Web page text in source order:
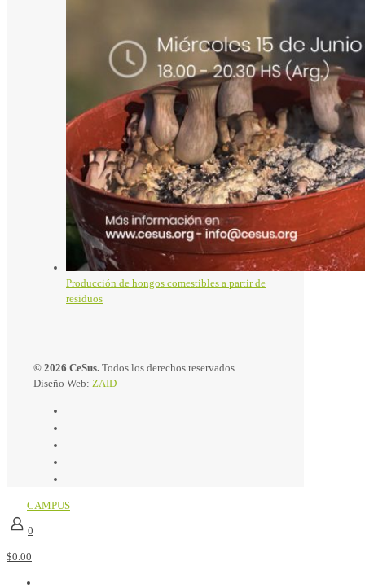
Producción de hongos comestibles a partir de
residuos
© 2026 CeSus. Todos los derechos reservados.
Diseño Web: ZAID
CAMPUS
0
$0.00